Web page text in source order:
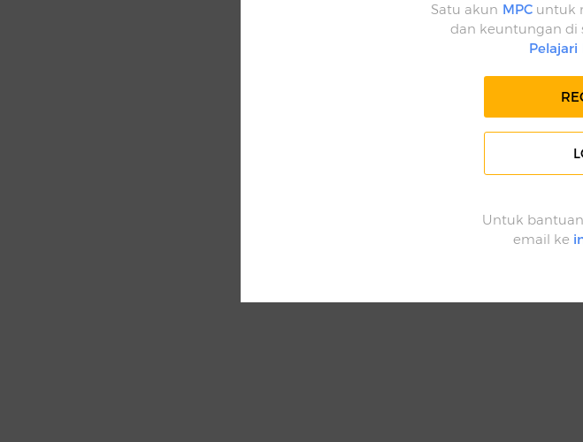
Satu akun MPCuntuk
dan keuntungan di
Untuk
email ke